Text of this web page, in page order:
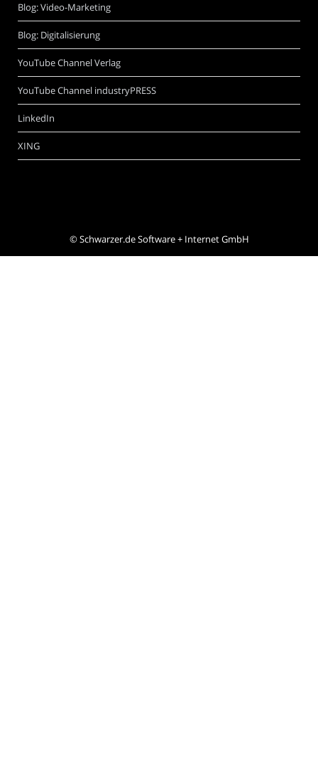
Blog: Video-Marketing
Blog: Digitalisierung
YouTube Channel Verlag
YouTube Channel industryPRESS
LinkedIn
XING
©Schwarzer.de Software + Internet GmbH